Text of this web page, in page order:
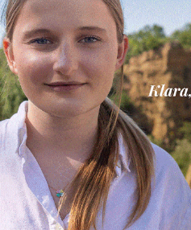
Fiorentino l’uomo che
Levane nel 2020
Cronaca 5 Agosto 2026
Continuano le ricerche
Prefettura: “In caso di
il 112”
Articolo precedente